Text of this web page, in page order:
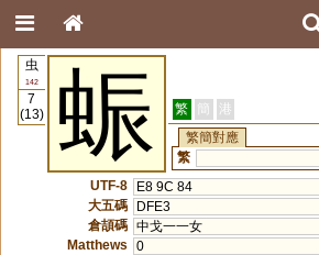
虫
142
7
(13)
蜄 繁 簡 港
繁簡對應
繁
UTF-8
E8 9C 84
大五碼
DFE3
倉頡碼 中戈一一女
Matthews
0